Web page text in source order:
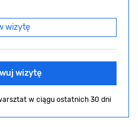
wizytę
wizytę
w ciągu ostatnich 30 dni